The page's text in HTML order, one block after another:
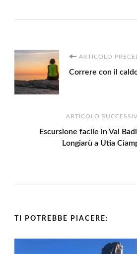
Navigazione
articoli
ARTICOLO
Correre con il
ARTICOLO
Escursione facile in Val
Longiarù a Ütia
TI POTREBBE PIACERE: